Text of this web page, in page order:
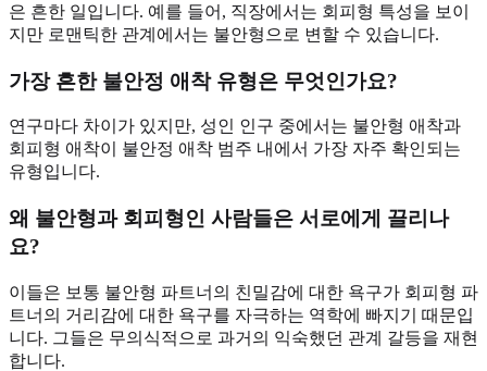
은 흔한 일입니다. 예를 들어, 직장에서는 회피형 특성을 보이
지만 로맨틱한 관계에서는 불안형으로 변할 수 있습니다.
가장 흔한 불안정 애착 유형은 무엇인가요?
연구마다 차이가 있지만, 성인 인구 중에서는 불안형 애착과
회피형 애착이 불안정 애착 범주 내에서 가장 자주 확인되는
유형입니다.
왜 불안형과 회피형인 사람들은 서로에게 끌리나
요?
이들은 보통 불안형 파트너의 친밀감에 대한 욕구가 회피형 파
트너의 거리감에 대한 욕구를 자극하는 역학에 빠지기 때문입
니다. 그들은 무의식적으로 과거의 익숙했던 관계 갈등을 재현
합니다.